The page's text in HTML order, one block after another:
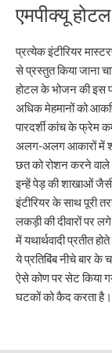
एमपीक्यू
प्रत्येक इंटीरियर
से प्रस्तुत किया जाना
होटल के भोजन की इस
अधिक मेहमानों को
पारदर्शी कांच के फ्रेम
अलग-अलग आकारों में
छत को रोशन करने
इन्हें पेड़ की शाखाओं
इंटीरियर के साथ पूरी
लकड़ी की दीवारों पर
में यथार्थवादी प्रतीत
ये प्रतिबिंब नीचे बार के
ऐसे कोण पर सेट किया
घटकों को कैद करता है।